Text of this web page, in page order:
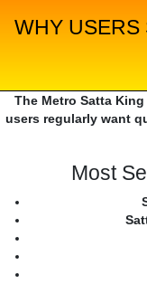
WHY USERS
The Metro Satta
users regularly want
Most